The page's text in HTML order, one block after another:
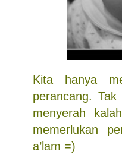
Kita hanya
perancang.
menyerah
memerlukan
a’lam =)